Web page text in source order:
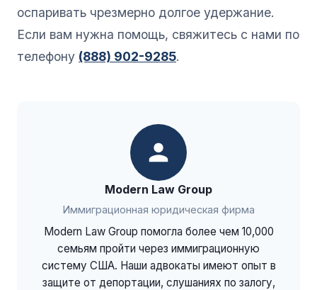
оспаривать чрезмерно долгое удержание.
Если вам нужна помощь, свяжитесь с нами по
телефону (888) 902-9285.
Modern Law Group
Иммиграционная юридическая фирма
Modern Law Group помогла более чем 10,000
семьям пройти через иммиграционную
систему США. Наши адвокаты имеют опыт в
защите от депортации, слушаниях по залогу,